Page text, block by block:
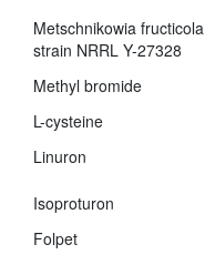
Metschnikowia fructicola
strain NRRL Y-27328
Methyl bromide
L-cysteine
Linuron
Isoproturon
Folpet